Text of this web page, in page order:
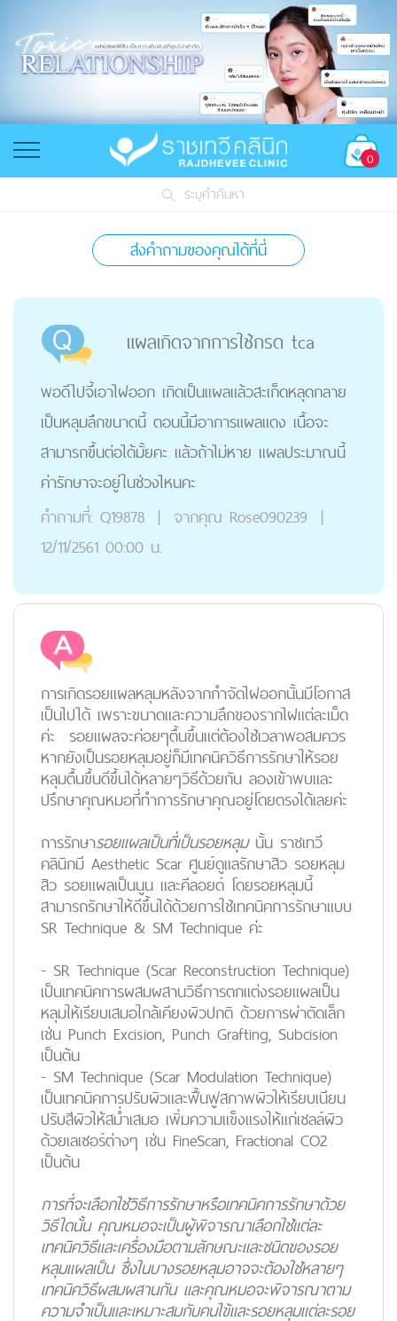
0
ระบุคำค้นหา
ส่งคำถามของคุณได้ที่นี่
แผลเกิดจากการใช้กรด tca
พอดีไปจี้เอาไฝออก เกิดเป็นแผลแล้วสะเก็ดหลุดกลาย
เป็นหลุมลึกขนาดนี้ ตอนนี้มีอาการแผลแดง เนื้อจะ
สามารถขึ้นต่อได้มั้ยคะ แล้วถ้าไม่หาย แผลประมาณนี้
ค่ารักษาจะอยู่ในช่วงไหนคะ
คำถามที่: Q19878 | จากคุณ Rose090239 |
12/11/2561 00:00 น.
การเกิดรอยแผลหลุมหลังจากกำจัดไฝออกนั้นมีโอกาส
เป็นไปได้ เพราะขนาดและความลึกของรากไฝแต่ละเม็ด
ค่ะ รอยแผลจะค่อยๆตื้นขึ้นแต่ต้องใช้เวลาพอสมควร
หากยังเป็นรอยหลุมอยู่ก็มีเทคนิควิธีการรักษาให้รอย
หลุมตื้นขึ้นดีขึ้นได้หลายๆวิธีด้วยกัน ลองเข้าพบและ
ปรึกษาคุณหมอที่ทำการรักษาคุณอยู่โดยตรงได้เลยค่ะ
การรักษารอยแผลเป็นที่เป็นรอยหลุมนั้น ราชเทวี
คลินิกมี Aesthetic Scar ศูนย์ดูแลรักษาสิว รอยหลุม
สิว รอยแผลเป็นนูน และคีลอยด์ โดยรอยหลุมนี้
สามารถรักษาให้ดีขึ้นได้ด้วยการใช้เทคนิคการรักษาแบบ
SR Technique & SM Technique ค่ะ
- SR Technique (Scar Reconstruction Technique)
เป็นเทคนิคการผสมผสานวิธีการตกแต่งรอยแผลเป็น
หลุมให้เรียบเสมอใกล้เคียงผิวปกติ ด้วยการผ่าตัดเล็ก
เช่น Punch Excision, Punch Grafting, Subcision
เป็นต้น
- SM Technique (Scar Modulation Technique)
เป็นเทคนิคการปรับผิวและฟื้นฟูสภาพผิวให้เรียบเนียน
ปรับสีผิวให้สม่ำเสมอ เพิ่มความแข็งแรงให้แก่เซลล์ผิว
ด้วยเลเซอร์ต่างๆ เช่น FineScan, Fractional CO2
เป็นต้น
การที่จะเลือกใช้วิธีการรักษาหรือเทคนิคการรักษาด้วย
วิธีใดนั้น คุณหมอจะเป็นผู้พิจารณาเลือกใช้แต่ละ
เทคนิควิธีและเครื่องมือตามลักษณะและชนิดของรอย
หลุมแผลเป็น ซึ่งในบางรอยหลุมอาจจะต้องใช้หลายๆ
เทคนิควิธีผสมผสานกัน และคุณหมอจะพิจารณาตาม
ความจำเป็นและเหมาะสมกับคนไข้และรอยหลุมแต่ละรอย